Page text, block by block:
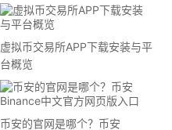
虚拟币交易所APP下载安装与平
台概览
币安的官网是哪个？币安